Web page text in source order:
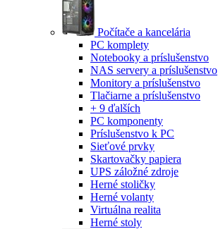
Počítače a kancelária
PC komplety
Notebooky a príslušenstvo
NAS servery a príslušenstvo
Monitory a príslušenstvo
Tlačiarne a príslušenstvo
+ 9 ďalších
PC komponenty
Príslušenstvo k PC
Sieťové prvky
Skartovačky papiera
UPS záložné zdroje
Herné stoličky
Herné volanty
Virtuálna realita
Herné stoly